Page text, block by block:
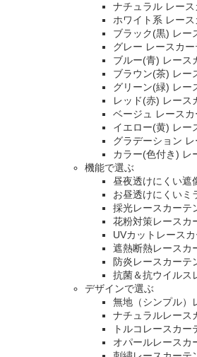
ナチュラル レース
ホワイト系 レース
ブラック(黒) レー
グレー レースカー
ブルー(青) レース
ブラウン(茶) レー
グリーン(緑) レー
レッド(赤) レース
ベージュ レースカ
イエロー(黄) レー
グラデーション
カラー(色付き) レ
機能で選ぶ
昼夜透けにくい遮
お昼透けにくいミ
採光レースカーテ
花粉対策レースカ
UVカットレース
遮熱断熱レースカ
防炎レースカーテ
抗菌＆抗ウイルス
デザインで選ぶ
無地（シンプル）
ナチュラルレース
トルコレースカー
オパールレースカ